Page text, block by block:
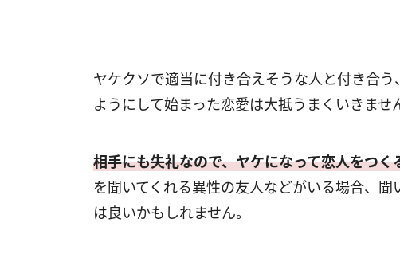
ヤケクソで適当に付き合えそうな人と付き合
ようにして始まった恋愛は大抵うまくいきませ
相手にも失礼なので、ヤケになって恋人をつく
を聞いてくれる異性の友人などがいる場合、
は良いかもしれません。